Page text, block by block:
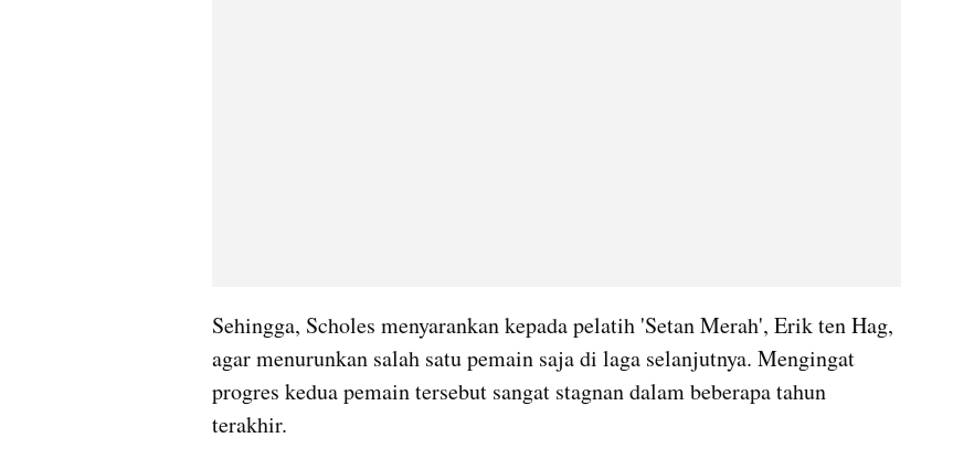
Sehingga, Scholes menyarankan kepada pelatih 'Setan Merah', Erik ten Hag,
agar menurunkan salah satu pemain saja di laga selanjutnya. Mengingat
progres kedua pemain tersebut sangat stagnan dalam beberapa tahun
terakhir.